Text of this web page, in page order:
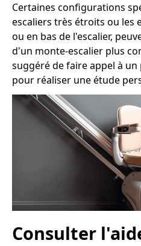
Certaines configurations
escaliers très étroits ou les
ou en bas de l'escalier,
d'un monte-escalier plus
suggéré de faire appel à
pour réaliser une étude
Consulter